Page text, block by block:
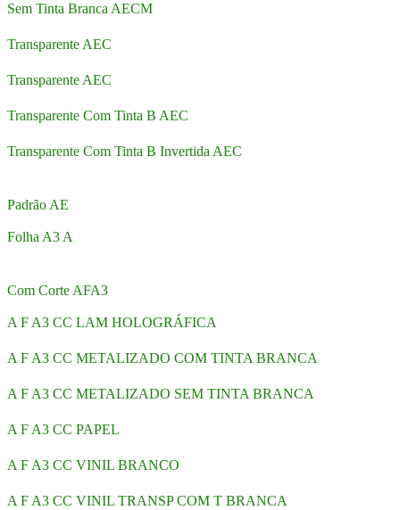
Sem Tinta Branca AECM
Transparente AEC
Transparente AEC
Transparente Com Tinta B AEC
Transparente Com Tinta B Invertida AEC
Padrão AE
Folha A3 A
Com Corte AFA3
A F A3 CC LAM HOLOGRÁFICA
A F A3 CC METALIZADO COM TINTA BRANCA
A F A3 CC METALIZADO SEM TINTA BRANCA
A F A3 CC PAPEL
A F A3 CC VINIL BRANCO
A F A3 CC VINIL TRANSP COM T BRANCA